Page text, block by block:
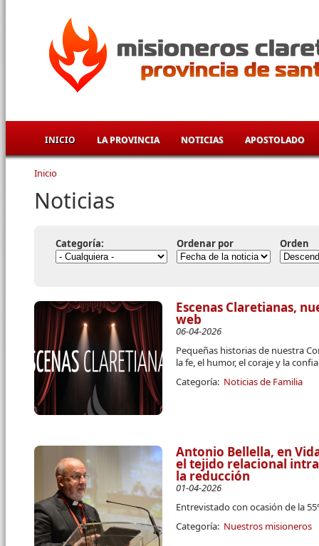
INICIO LA PROVINCIA NOTICIAS APOSTOLADO
Se encuentra usted aquí
Inicio
Noticias
Categoría: Ordenar por Orden
Escenas Claretianas,
web
06-04-2026
Pequeñas historias de nuestra
la fe, el humor, el coraje y la
Categoría: Noticias de Familia
Antonio Bellella, en
el tejido relacional
la reducción
01-04-2026
Entrevistado con ocasión de la
Categoría: Nuestros misioneros